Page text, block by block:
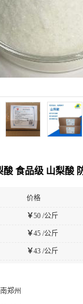
酸 食品级 山梨酸
价格
￥50 /公斤
￥45 /公斤
￥43 /公斤
郑州